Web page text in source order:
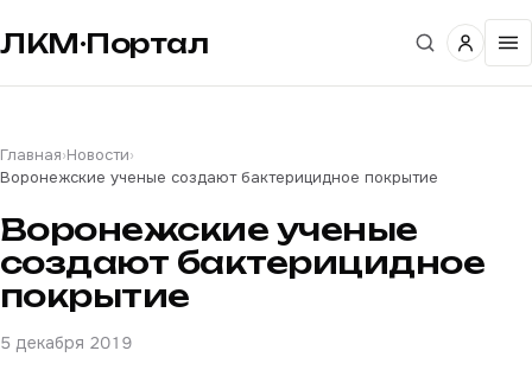
ЛКМ·Портал
Главная›Новости›
Воронежские ученые создают бактерицидное покрытие
Воронежские ученые
создают бактерицидное
покрытие
5 декабря 2019